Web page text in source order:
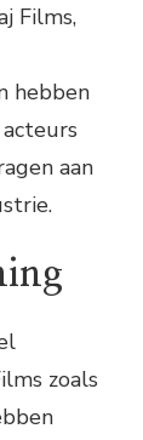
Films,
hebben
aan
zoals